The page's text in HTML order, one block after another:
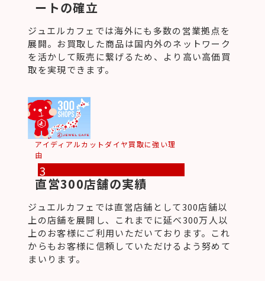
ートの確立
ジュエルカフェでは海外にも多数の営業拠点を
展開。お買取した商品は国内外のネットワーク
を活かして販売に繋げるため、より高い高価買
取を実現できます。
アイディアルカットダイヤ買取に強い理
由
3
直営300店舗の実績
ジュエルカフェでは直営店舗として300店舗以
上の店舗を展開し、これまでに延べ300万人以
上のお客様にご利用いただいております。これ
からもお客様に信頼していただけるよう努めて
まいります。